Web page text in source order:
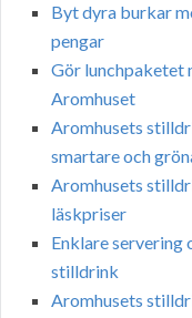
Byt dyra burkar
pengar
Gör
Aromhuset
Aromhusets
smartare och
Aromhusets
läskpriser
Enklare servering
stilldrink
Aromhusets